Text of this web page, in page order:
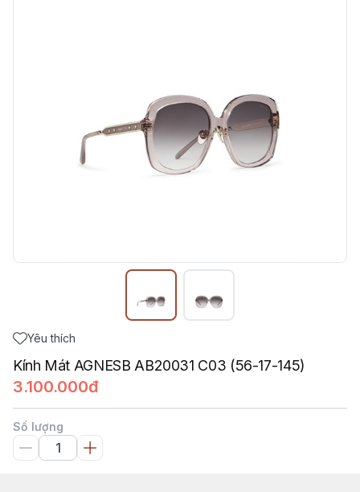
Yêu thích
Kính Mát AGNESB AB20031 C03 (56-17-145)
3.100.000đ
Số lượng